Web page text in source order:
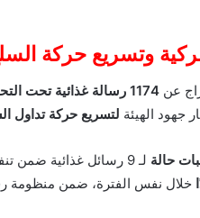
وتسريع حركة
عن 1174 رسالة غذائية تحت التحفظ (إفراج مؤقت)
جهود الهيئة لتسريع حركة تداول
حالة لـ 9 رسائل غذائية ضمن تنفيذ قرارات لجنة التظلمات، فيما أصدرت الهيئة
خلال نفس الفترة، ضمن منظومة